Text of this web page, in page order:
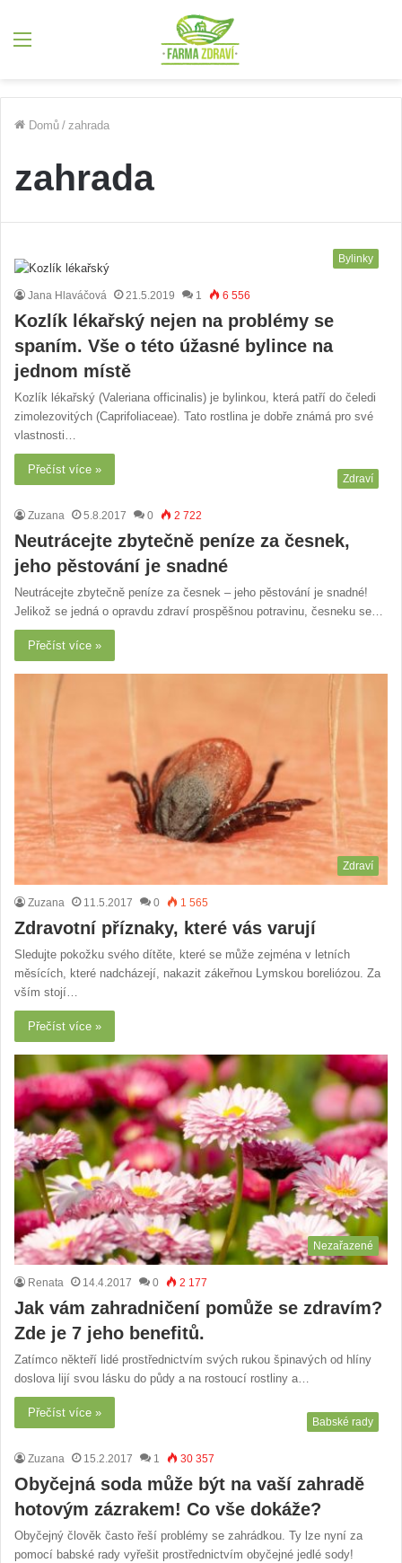
Domů / zahrada
zahrada
Bylinky
Jana Hlaváčová 21.5.2019 1 6 556
Kozlík lékařský nejen na problémy se
spaním. Vše o této úžasné bylince na
jednom místě
Kozlík lékařský (Valeriana officinalis) je bylinkou, která patří do čeledi
zimolezovitých (Caprifoliaceae). Tato rostlina je dobře známá pro své
vlastnosti…
Přečíst více »
Zdraví
Zuzana 5.8.2017 0 2 722
Neutrácejte zbytečně peníze za česnek,
jeho pěstování je snadné
Neutrácejte zbytečně peníze za česnek – jeho pěstování je snadné!
Jelikož se jedná o opravdu zdraví prospěšnou potravinu, česneku se…
Přečíst více »
Zdraví
Zuzana 11.5.2017 0 1 565
Zdravotní příznaky, které vás varují
Sledujte pokožku svého dítěte, které se může zejména v letních
měsících, které nadcházejí, nakazit zákeřnou Lymskou boreliózou. Za
vším stojí…
Přečíst více »
Nezařazené
Renata 14.4.2017 0 2 177
Jak vám zahradničení pomůže se zdravím?
Zde je 7 jeho benefitů.
Zatímco někteří lidé prostřednictvím svých rukou špinavých od hlíny
doslova lijí svou lásku do půdy a na rostoucí rostliny a…
Přečíst více »
Babské rady
Zuzana 15.2.2017 1 30 357
Obyčejná soda může být na vaší zahradě
hotovým zázrakem! Co vše dokáže?
Obyčejný člověk často řeší problémy se zahrádkou. Ty lze nyní za
pomocí babské rady vyřešit prostřednictvím obyčejné jedlé sody!